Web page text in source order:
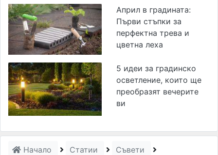
Април в градината:
Първи стъпки за
перфектна трева и
цветна леха
5 идеи за градинско
осветление, които ще
преобразят вечерите
ви
Начало Статии
Съвети